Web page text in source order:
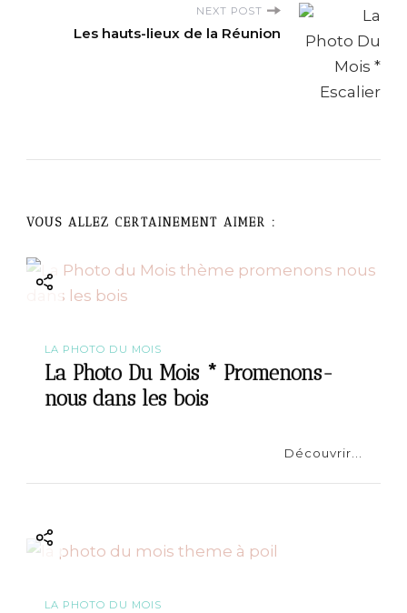
g
a
NEXT POST
Les hauts-lieux de la Réunion
VOUS ALLEZ CERTAINEMENT AIMER :
LA PHOTO DU MOIS
La Photo Du Mois * Promenons-
nous dans les bois
Découvrir...
LA PHOTO DU MOIS